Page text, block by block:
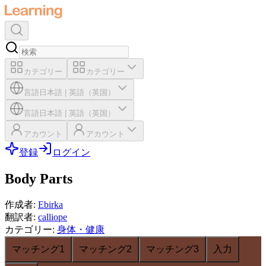
カテゴリー カテゴリー
言語 日本語 英語（英国）
言語 日本語 英語（英国）
アカウント アカウント
登録 ログイン
Body Parts
作成者: Ebirka
翻訳者: calliope
カテゴリー: 身体・健康
マッチング1
マッチング2 マッチング3 入力